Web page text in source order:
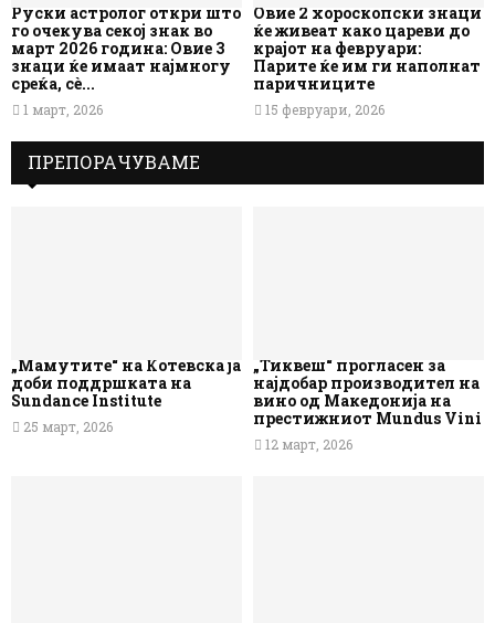
Руски астролог откри што
го очекува секој знак во
март 2026 година: Овие 3
знаци ќе имаат најмногу
среќа, сè...
1 март, 2026
Овие 2 хороскопски знаци
ќе живеат како цареви до
крајот на февруари:
Парите ќе им ги наполнат
паричниците
15 февруари, 2026
ПРЕПОРАЧУВАМЕ
„Мамутите“ на Котевска ја
доби поддршката на
Sundance Institute
25 март, 2026
„Тиквеш“ прогласен за
најдобар производител на
вино од Македонија на
престижниот Mundus Vini
12 март, 2026